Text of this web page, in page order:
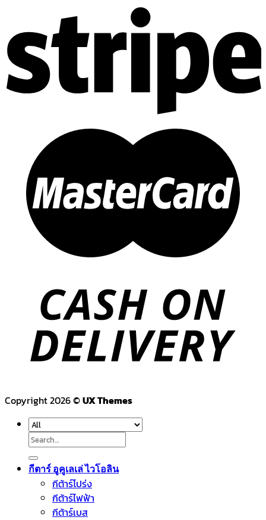
Copyright 2026 ©UX Themes
Search
for:
กีตาร์ อูคูเลเล่ ไวโอลิน
กีต้าร์โปร่ง
กีต้าร์ไฟฟ้า
กีต้าร์เบส